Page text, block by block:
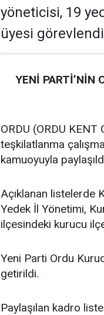
yöneticisi, 19
üyesi
YENİ PARTİ’NİN
ORDU (ORDU KENT
teşkilatlanma
kamuoyuyla
Açıklanan listelerde
Yedek İl Yönetimi,
ilçesindeki kurucu
Yeni Parti Ordu
getirildi.
Paylaşılan kadro